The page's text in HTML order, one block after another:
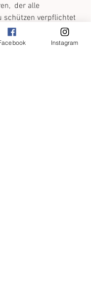
der alle
schützen verpflichtet
zwischen Himmel
Erde und Himmel
Instagram